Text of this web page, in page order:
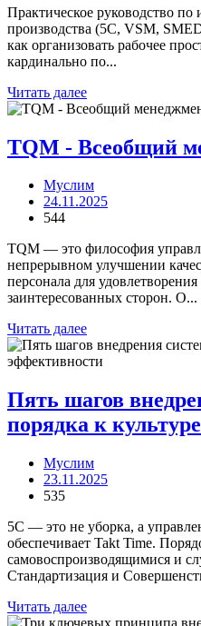
Практическое руководство
производства (5С, VSM,
как организовать рабочее
кардинально по...
Читать далее
TQM - Всеобщий
Муслим
24.11.2025
544
TQM — это философия
непрерывном улучшении
персонала для
заинтересованных сторон. О...
Читать далее
Пять шагов
порядка к
Муслим
23.11.2025
535
5С — это не уборка, а
обеспечивает Takt Time.
самовоспроизводящимися и
Стандартизация и
Читать далее